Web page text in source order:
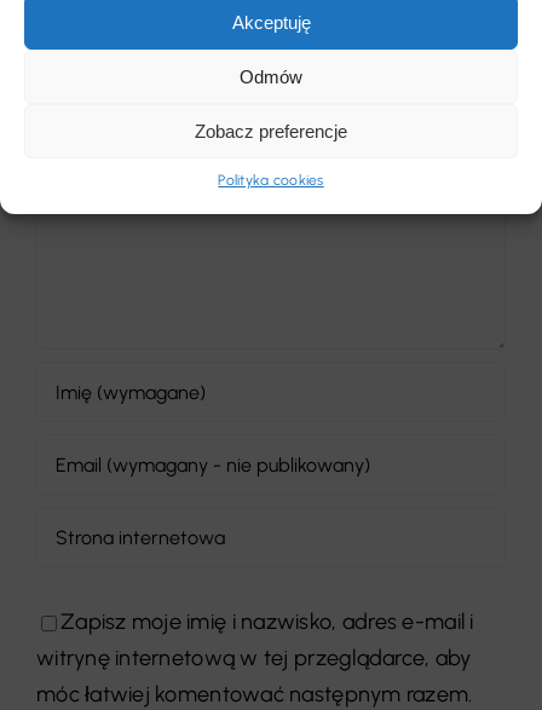
Akceptuję
Odmów
Zobacz preferencje
Polityka cookies
Pozostaw komentarz
Zapisz moje imię i nazwisko, adres e-mail i
witrynę internetową w tej przeglądarce, aby
móc łatwiej komentować następnym razem.